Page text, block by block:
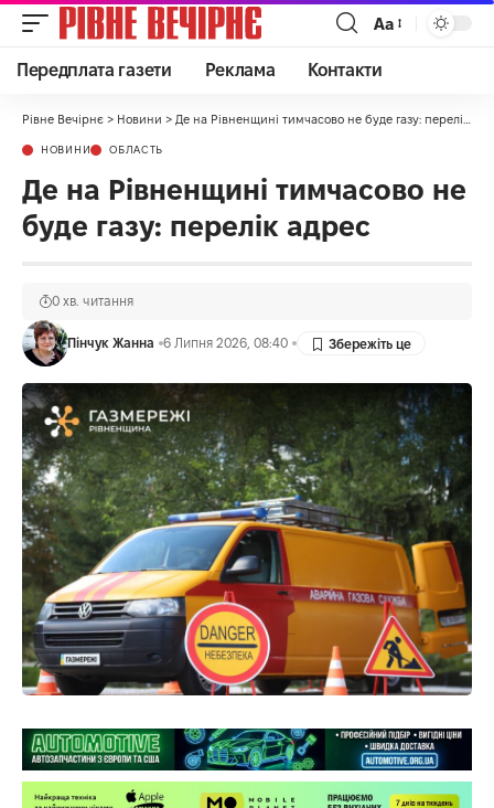
Аа
Передплата газети Реклама Контакти
Рівне Вечірнє > Новини > Де на Рівненщині тимчасово не буде газу: перелік адрес
НОВИНИ ОБЛАСТЬ
Де на Рівненщині тимчасово не
буде газу: перелік адрес
Пінчук Жанна 6 Липня 2026, 08:40
0 хв. читання